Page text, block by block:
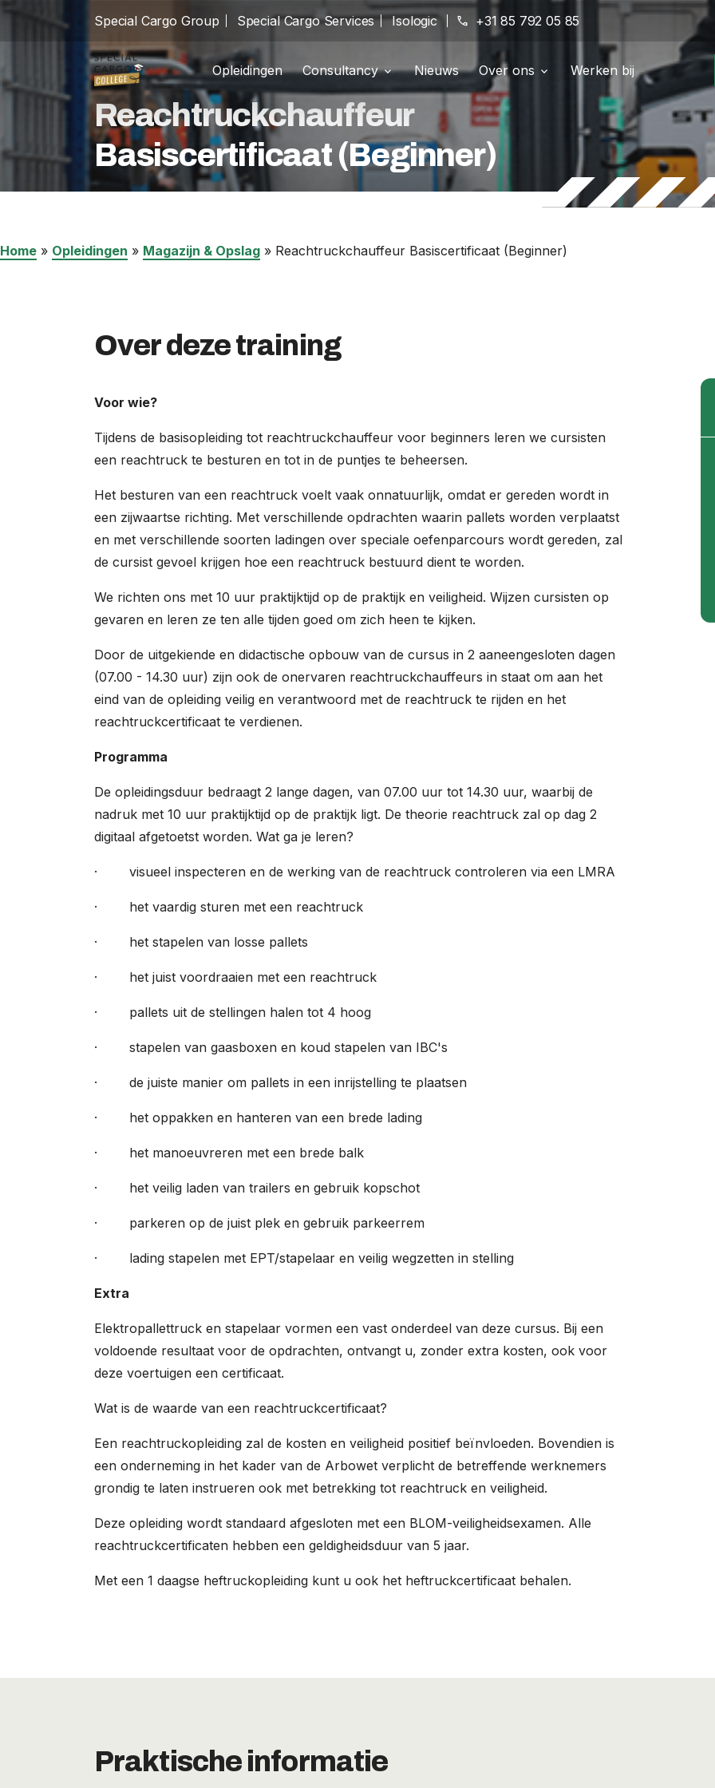
Special Cargo Group Special Cargo Services Isologic phone +31 85 792 05 85
Opleidingen
Consultancy
Opleidingsportaal
cast_for_education Incompany & maatwerk
encrypted Assessment Beveiligingscultuur
Nieuws
Over ons
location_on
history
verified Erkenningen
Werken bij
Reachtruckchauffeur
Basiscertificaat (Beginner)
Home » Opleidingen » Magazijn & Opslag » Reachtruckchauffeur Basiscertificaat (Beginner)
Over deze training
Voor wie?
Tijdens de basisopleiding tot reachtruckchauffeur voor beginners leren we cursisten
een reachtruck te besturen en tot in de puntjes te beheersen.
Het besturen van een reachtruck voelt vaak onnatuurlijk, omdat er gereden wordt in
een zijwaartse richting. Met verschillende opdrachten waarin pallets worden verplaatst
en met verschillende soorten ladingen over speciale oefenparcours wordt gereden, zal
de cursist gevoel krijgen hoe een reachtruck bestuurd dient te worden.
We richten ons met 10 uur praktijktijd op de praktijk en veiligheid. Wijzen cursisten op
gevaren en leren ze ten alle tijden goed om zich heen te kijken.
Door de uitgekiende en didactische opbouw van de cursus in 2 aaneengesloten dagen
(07.00 - 14.30 uur) zijn ook de onervaren reachtruckchauffeurs in staat om aan het
eind van de opleiding veilig en verantwoord met de reachtruck te rijden en het
reachtruckcertificaat te verdienen.
Programma
De opleidingsduur bedraagt 2 lange dagen, van 07.00 uur tot 14.30 uur, waarbij de
nadruk met 10 uur praktijktijd op de praktijk ligt. De theorie reachtruck zal op dag 2
digitaal afgetoetst worden. Wat ga je leren?
· visueel inspecteren en de werking van de reachtruck controleren via een LMRA
· het vaardig sturen met een reachtruck
· het stapelen van losse pallets
· het juist voordraaien met een reachtruck
· pallets uit de stellingen halen tot 4 hoog
· stapelen van gaasboxen en koud stapelen van IBC's
· de juiste manier om pallets in een inrijstelling te plaatsen
· het oppakken en hanteren van een brede lading
· het manoeuvreren met een brede balk
· het veilig laden van trailers en gebruik kopschot
· parkeren op de juist plek en gebruik parkeerrem
· lading stapelen met EPT/stapelaar en veilig wegzetten in stelling
Extra
Elektropallettruck en stapelaar vormen een vast onderdeel van deze cursus. Bij een
voldoende resultaat voor de opdrachten, ontvangt u, zonder extra kosten, ook voor
deze voertuigen een certificaat.
Wat is de waarde van een reachtruckcertificaat?
Een reachtruckopleiding zal de kosten en veiligheid positief beïnvloeden. Bovendien is
een onderneming in het kader van de Arbowet verplicht de betreffende werknemers
grondig te laten instrueren ook met betrekking tot reachtruck en veiligheid.
Deze opleiding wordt standaard afgesloten met een BLOM-veiligheidsexamen. Alle
reachtruckcertificaten hebben een geldigheidsduur van 5 jaar.
Met een 1 daagse heftruckopleiding kunt u ook het heftruckcertificaat behalen.
Praktische informatieDeze cursus is toegevoegd aan uw
Special Cargo Group
Special Cargo Services
Opleidingen
Werken bij
shopping_cart 0
Nederlands
English